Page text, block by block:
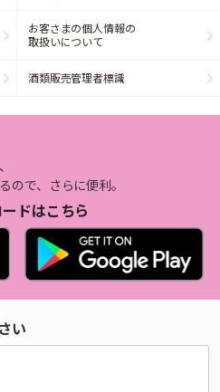
お客さまの個人情報の
取扱いについて
酒類販売管理者標識
ので、さらに便利。
ドはこちら
い